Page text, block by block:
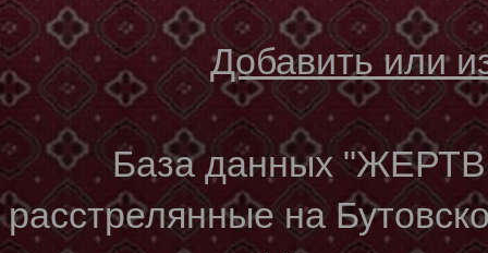
Добавить или
База данных
расстрелянные на